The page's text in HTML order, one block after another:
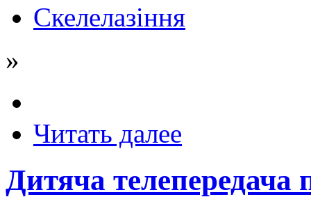
Скелелазіння
»
Читать далее
Дитяча телепередача